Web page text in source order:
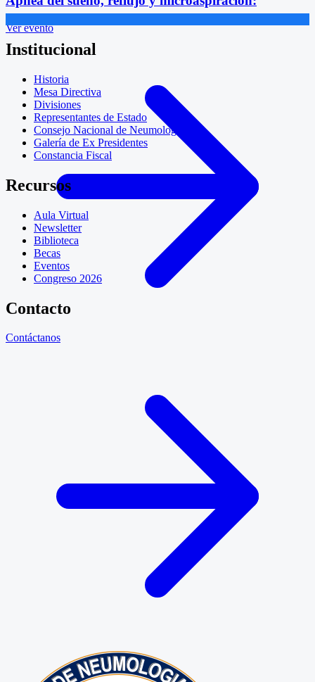
Ver evento
Institucional
Historia
Mesa Directiva
Divisiones
Representantes de Estado
Consejo Nacional de Neumología
Galería de Ex Presidentes
Constancia Fiscal
Recursos
Aula Virtual
Newsletter
Biblioteca
Becas
Eventos
Congreso 2026
Contacto
Contáctanos